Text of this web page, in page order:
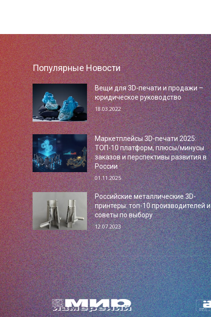
Популярные Новости
Вещи для 3D-печати и продажи –
юридическое руководство
18.03.2022
Маркетплейсы 3D-печати 2025:
ТОП-10 платформ, плюсы/минусы
заказов и перспективы развития в
России
01.11.2025
Российские металлические 3D-
принтеры: топ-10 производителей и
советы по выбору
12.07.2023